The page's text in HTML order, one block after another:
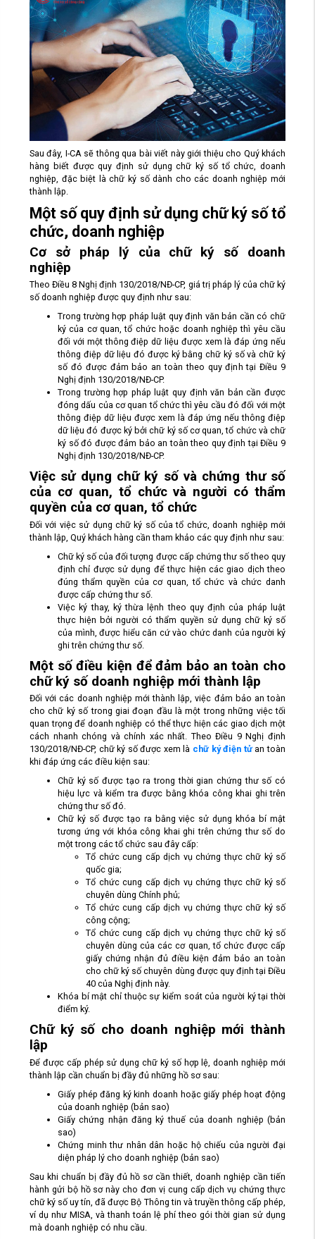
Sau đây, I-CA sẽ thông qua bài viết này giới thiệu cho Quý khách
hàng biết được quy định sử dụng chữ ký số tổ chức, doanh
nghiệp, đặc biệt là chữ ký số dành cho các doanh nghiệp mới
thành lập.
Một số quy định sử dụng chữ ký số tổ
chức, doanh nghiệp
Cơ sở pháp lý của chữ ký số doanh
nghiệp
Theo Điều 8 Nghị định 130/2018/NĐ-CP, giá trị pháp lý của chữ ký
số doanh nghiệp được quy định như sau:
Trong trường hợp pháp luật quy định văn bản cần có chữ
ký của cơ quan, tổ chức hoặc doanh nghiệp thì yêu cầu
đối với một thông điệp dữ liệu được xem là đáp ứng nếu
thông điệp dữ liệu đó được ký bằng chữ ký số và chữ ký
số đó được đảm bảo an toàn theo quy định tại Điều 9
Nghị định 130/2018/NĐ-CP.
Trong trường hợp pháp luật quy định văn bản cần được
đóng dấu của cơ quan tổ chức thì yêu cầu đó đối với một
thông điệp dữ liệu được xem là đáp ứng nếu thông điệp
dữ liệu đó được ký bởi chữ ký số cơ quan, tổ chức và chữ
ký số đó được đảm bảo an toàn theo quy định tại Điều 9
Nghị định 130/2018/NĐ-CP.
Việc sử dụng chữ ký số và chứng thư số
của cơ quan, tổ chức và người có thẩm
quyền của cơ quan, tổ chức
Đối với việc sử dụng chữ ký số của tổ chức, doanh nghiệp mới
thành lập, Quý khách hàng cần tham khảo các quy định như sau:
Chữ ký số của đối tượng được cấp chứng thư số theo quy
định chỉ được sử dụng để thực hiện các giao dịch theo
đúng thẩm quyền của cơ quan, tổ chức và chức danh
được cấp chứng thư số.
Việc ký thay, ký thừa lệnh theo quy định của pháp luật
thực hiện bởi người có thẩm quyền sử dụng chữ ký số
của mình, được hiểu căn cứ vào chức danh của người ký
ghi trên chứng thư số.
Một số điều kiện để đảm bảo an toàn cho
chữ ký số doanh nghiệp mới thành lập
Đối với các doanh nghiệp mới thành lập, việc đảm bảo an toàn
cho chữ ký số trong giai đoạn đầu là một trong những việc tối
quan trọng để doanh nghiệp có thể thực hiện các giao dịch một
cách nhanh chóng và chính xác nhất. Theo Điều 9 Nghị định
130/2018/NĐ-CP, chữ ký số được xem là chữ ký điện tửan toàn
khi đáp ứng các điều kiện sau:
Chữ ký số được tạo ra trong thời gian chứng thư số có
hiệu lực và kiểm tra được bằng khóa công khai ghi trên
chứng thư số đó.
Chữ ký số được tạo ra bằng việc sử dụng khóa bí mật
tương ứng với khóa công khai ghi trên chứng thư số do
một trong các tổ chức sau đây cấp:
Tổ chức cung cấp dịch vụ chứng thực chữ ký số
quốc gia;
Tổ chức cung cấp dịch vụ chứng thực chữ ký số
chuyên dùng Chính phủ;
Tổ chức cung cấp dịch vụ chứng thực chữ ký số
công cộng;
Tổ chức cung cấp dịch vụ chứng thực chữ ký số
chuyên dùng của các cơ quan, tổ chức được cấp
giấy chứng nhận đủ điều kiện đảm bảo an toàn
cho chữ ký số chuyên dùng được quy định tại Điều
40 của Nghị định này.
Khóa bí mật chỉ thuộc sự kiểm soát của người ký tại thời
điểm ký.
Chữ ký số cho doanh nghiệp mới thành
lập
Để được cấp phép sử dụng chữ ký số hợp lệ, doanh nghiệp mới
thành lập cần chuẩn bị đầy đủ những hồ sơ sau:
Giấy phép đăng ký kinh doanh hoặc giấy phép hoạt động
của doanh nghiệp (bản sao)
Giấy chứng nhận đăng ký thuế của doanh nghiệp (bản
sao)
Chứng minh thư nhân dân hoặc hộ chiếu của người đại
diện pháp lý cho doanh nghiệp (bản sao)
Sau khi chuẩn bị đầy đủ hồ sơ cần thiết, doanh nghiệp cần tiến
hành gửi bộ hồ sơ này cho đơn vị cung cấp dịch vụ chứng thực
chữ ký số uy tín, đã được Bộ Thông tin và truyền thông cấp phép,
ví dụ như MISA, và thanh toán lệ phí theo gói thời gian sử dụng
mà doanh nghiệp có nhu cầu.